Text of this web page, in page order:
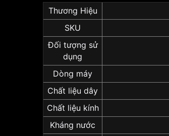
Thương Hiệu
SKU
Đối tượng sử
dụng
Dòng máy
Chất liệu dây
Chất liệu kính
Kháng nước